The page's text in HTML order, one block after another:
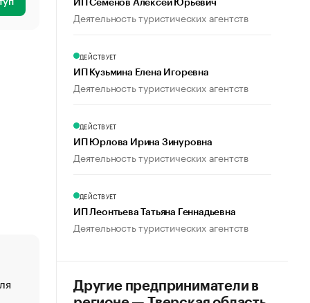
«От спорта тело стареет иначе». Как живет глава
создавшей GTA
ИП Семёнов Алексей Юрьевич
Деятельность туристических агентств
ДЕЙСТВУЕТ
ИП Кузьмина Елена Игоревна
Деятельность туристических агентств
ДЕЙСТВУЕТ
ИП Юрлова Ирина Зинуровна
Деятельность туристических агентств
ДЕЙСТВУЕТ
ИП Леонтьева Татьяна Геннадьевна
Деятельность туристических агентств
Другие предприниматели в